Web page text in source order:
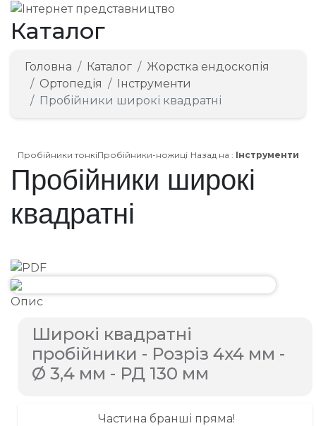
Каталог
Головна Каталог
Жорстка ендоскопія
Ортопедія
Інструменти
Пробійники широкі квадратні
Пробійники тонкіПробійники-ножиці Назад на : Інструменти
Пробійники широкі
квадратні
Опис
Широкі квадратні
пробійники - Розріз 4x4 мм -
Ø 3,4 мм - РД 130 мм
Частина бранші пряма!